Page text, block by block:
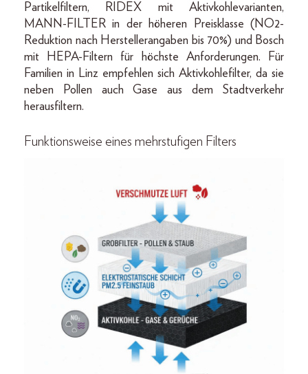
Partikelfiltern, RIDEX mit Aktivkohlevarianten,
MANN-FILTER in der höheren Preisklasse (NO2-
Reduktion nach Herstellerangaben bis 70%) und Bosch
mit HEPA-Filtern für höchste Anforderungen. Für
Familien in Linz empfehlen sich Aktivkohlefilter, da sie
neben Pollen auch Gase aus dem Stadtverkehr
herausfiltern.
Funktionsweise eines mehrstufigen Filters